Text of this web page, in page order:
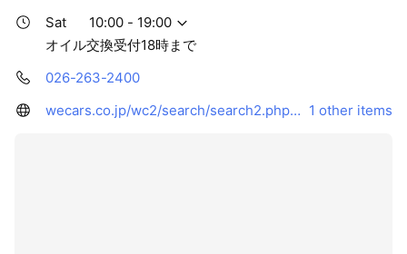
Sat
10:00 - 19:00
オイル交換受付18時まで
026-263-2400
wecars.co.jp/wc2/search/search2.php?shop=2004 1 other items